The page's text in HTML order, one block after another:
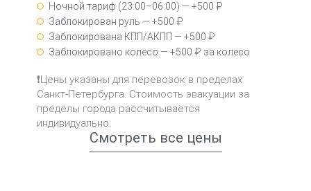
Ночной тариф (23:00–06:00) — +500 ₽
Заблокирован руль — +500 ₽
Заблокирована КПП/АКПП — +500 ₽
Заблокировано колесо — +500 ₽ за колесо
❗Цены указаны для перевозок в пределах
Санкт-Петербурга. Стоимость эвакуации за
пределы города рассчитывается
индивидуально.
Смотреть все цены